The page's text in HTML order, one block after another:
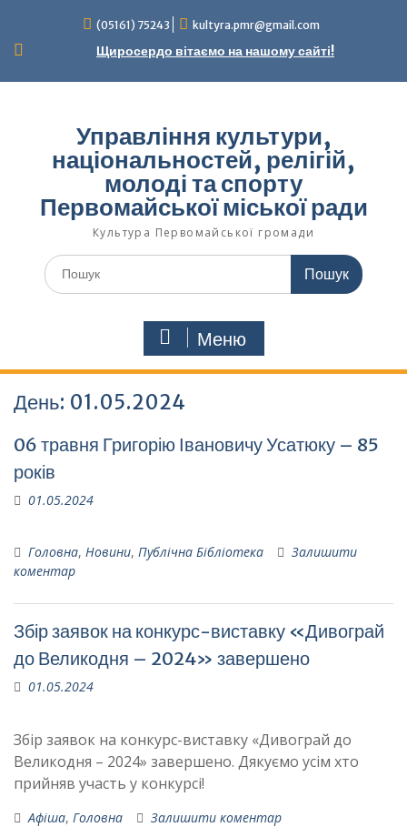
вмісту
(05161) 75243 kultyra.pmr@gmail.com
Щиросердо вітаємо на нашому сайті!
Управління культури,
національностей, релігій,
молоді та спорту
Первомайської міської ради
Культура Первомайcької громади
Шукати:
Меню
День: 01.05.2024
06 травня Григорію Івановичу Усатюку – 85
років
01.05.2024
Головна, Новини, Публічна Бібліотека
Залишити
коментар
Збір заявок на конкурс-виставку «Дивограй
до Великодня – 2024» завершено
01.05.2024
Збір заявок на конкурс-виставку «Дивограй до
Великодня – 2024» завершено. Дякуємо усім хто
прийняв участь у конкурсі!
Афіша, Головна Залишити коментар